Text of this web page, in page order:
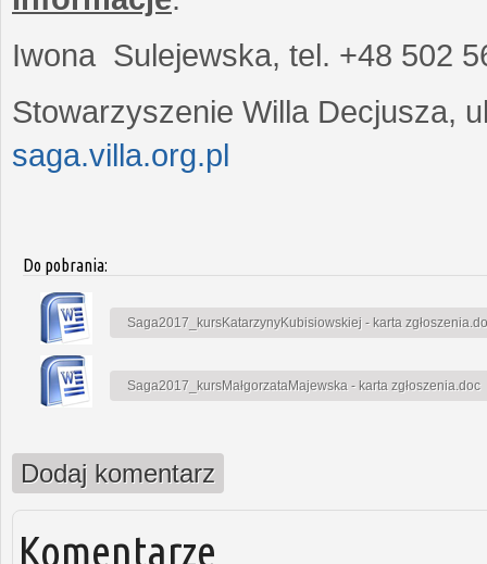
Iwona Sulejewska, tel. +48 502
Stowarzyszenie Willa Decjusza,
saga.villa.org.pl
Do pobrania:
Saga2017_kursKatarzynyKubisiowskiej - karta
Saga2017_kursMałgorzataMajewska - karta zgłoszenia.doc
Dodaj komentarz
Komentarze